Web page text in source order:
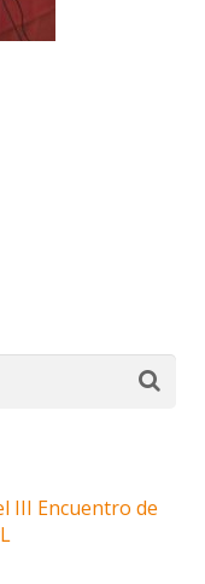
III Encuentro de